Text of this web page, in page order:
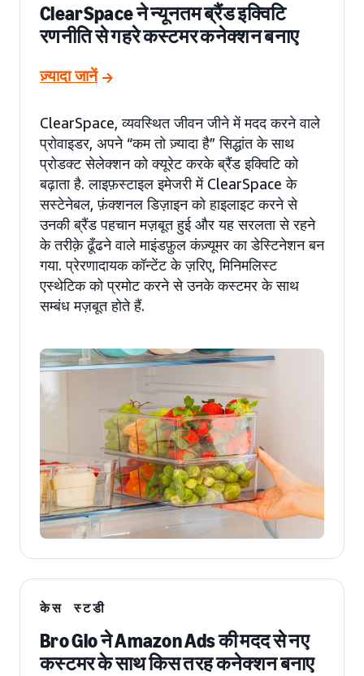
ClearSpace ने न्यूनतम ब्रैंड इक्विटि
रणनीति से गहरे कस्टमर कनेक्शन बनाए
ज़्यादा जानें
ClearSpace, व्यवस्थित जीवन जीने में मदद करने वाले
प्रोवाइडर, अपने “कम तो ज़्यादा है” सिद्धांत के साथ
प्रोडक्ट सेलेक्शन को क्यूरेट करके ब्रैंड इक्विटि को
बढ़ाता है. लाइफ़स्टाइल इमेजरी में ClearSpace के
सस्टेनेबल, फ़ंक्शनल डिज़ाइन को हाइलाइट करने से
उनकी ब्रैंड पहचान मज़बूत हुई और यह सरलता से रहने
के तरीक़े ढूँढने वाले माइंडफ़ुल कंज़्यूमर का डेस्टिनेशन बन
गया. प्रेरणादायक कॉन्टेंट के ज़रिए, मिनिमलिस्ट
एस्थेटिक को प्रमोट करने से उनके कस्टमर के साथ
सम्बंध मज़बूत होते हैं.
केस स्टडी
Bro Glo ने Amazon Ads की मदद से नए
कस्टमर के साथ किस तरह कनेक्शन बनाए